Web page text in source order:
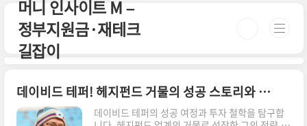
본문 바로가기
머니 인사이트 M –
정부지원금·재테크
길잡이
데이비드 테퍼! 헤지펀드 거물의 성공 스토리와 투자 철학
데이비드 테퍼의 성공 여정과 투자 철학을 탐구합